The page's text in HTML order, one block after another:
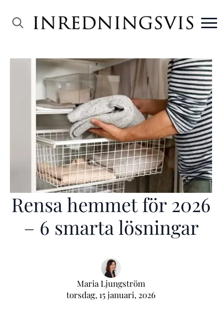
Rensa hemmet för 2026
– 6 smarta lösningar
Maria Ljungström
torsdag, 15 januari, 2026